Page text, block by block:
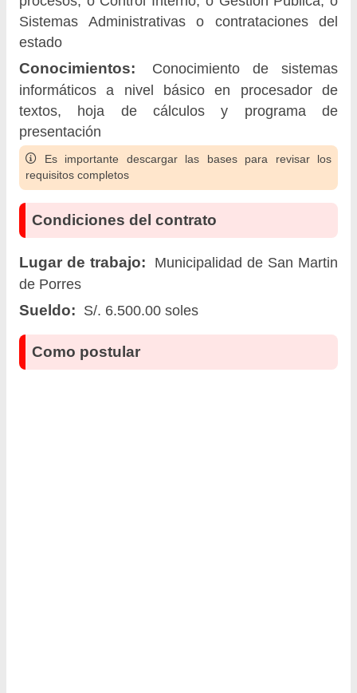
Sistemas Administrativas o contrataciones del
estado
Conocimientos:
Conocimiento de sistemas
informáticos a nivel básico en procesador de
textos, hoja de cálculos y programa de
presentación
Es importante descargar las bases para revisar los
requisitos completos
Condiciones del contrato
Lugar de trabajo:
Municipalidad de San Martin
de Porres
Sueldo: S/. 6.500.00 soles
Como postular